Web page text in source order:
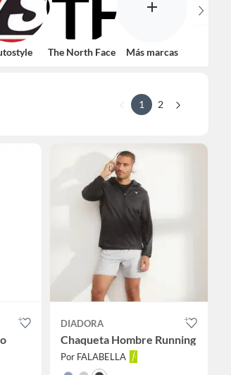
The North Face Más marcas
1 2
DIADORA
Chaqueta Hombre Running
Por FALABELLA